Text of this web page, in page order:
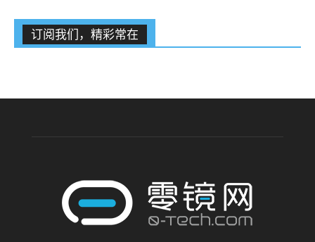
订阅我们，精彩常在